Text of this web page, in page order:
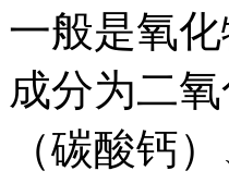
一般是氧
成分为二
（碳酸钙